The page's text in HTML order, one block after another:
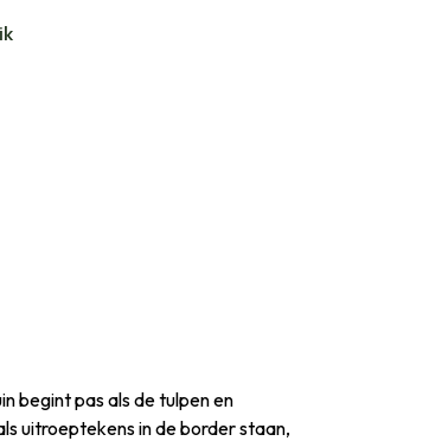
begint pas als de tulpen en
uitroeptekens in de border staan,